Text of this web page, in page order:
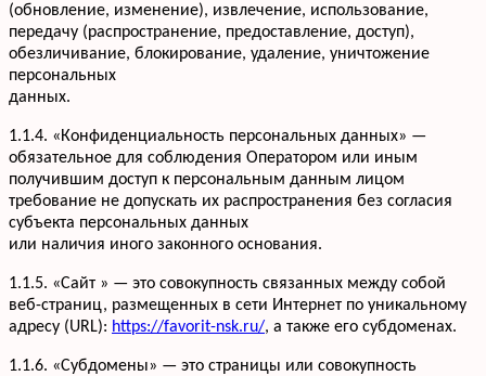
(обновление, изменение), извлечение, использование,
передачу (распространение, предоставление, доступ),
обезличивание, блокирование, удаление, уничтожение
персональных
данных.
1.1.4. «Конфиденциальность персональных данных» —
обязательное для соблюдения Оператором или иным
получившим доступ к персональным данным лицом
требование не допускать их распространения без согласия
субъекта персональных данных
или наличия иного законного основания.
1.1.5. «Сайт » — это совокупность связанных между собой
веб-страниц, размещенных в сети Интернет по уникальному
адресу (URL): https://favorit-nsk.ru/, а также его субдоменах.
1.1.6. «Субдомены» — это страницы или совокупность